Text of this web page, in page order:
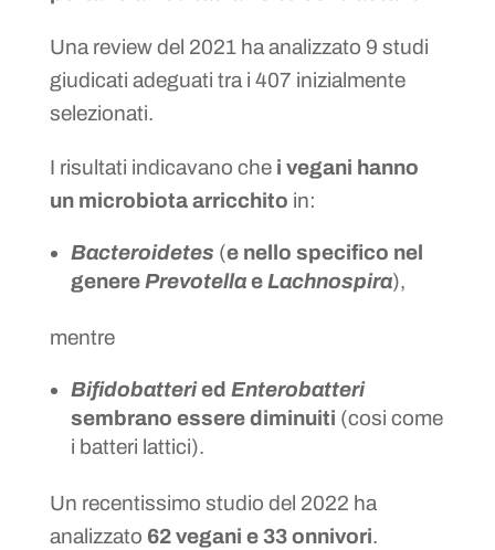
Una review del 2021 ha analizzato 9 studi
giudicati adeguati tra i 407 inizialmente
selezionati.
I risultati indicavano che i vegani hanno
un microbiota arricchito in:
Bacteroidetes (e nello specifico nel
generePrevotellaeLachnospira),
mentre
Bifidobatteried Enterobatteri
sembrano essere diminuiti (cosi come
i batteri lattici).
Un recentissimo studio del 2022 ha
analizzato 62 vegani e 33 onnivori.